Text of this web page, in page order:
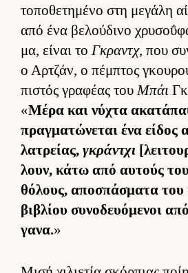
τοποθετημένο στη μεγάλη
από ένα βελού­δινο
μα, εί­ναι το Γκραντχ, που
ο Αρ­τζάν, ο πέμ­πτος
πιστός γραφέας τουΜπάι
«Μέρα και νύχτα
πραγ­ματώνεται ένα εί­δος
λατρεί­ας, γκράντχι
λουν, κάτω από αυ­τούς
θόλους, αποσπάσματα του
βιβλίου συνοδευόμενοι
γανα.»